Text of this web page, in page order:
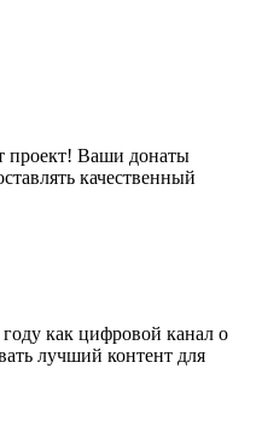
проект! Ваши донаты
качественный
как цифровой канал о
лучший контент для